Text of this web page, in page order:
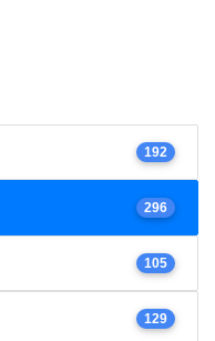
192
296
105
129